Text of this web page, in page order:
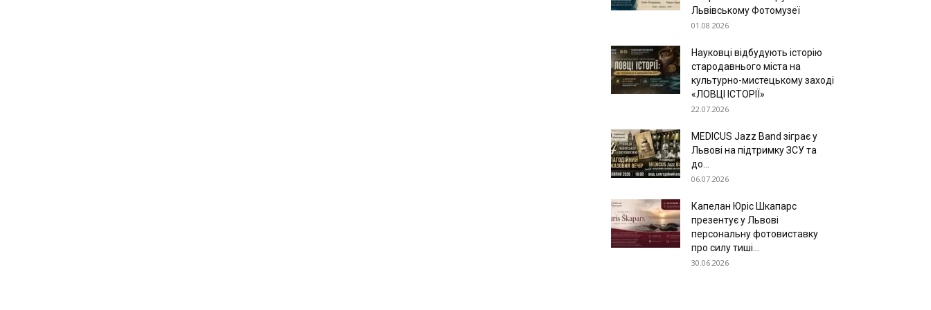
Львівському Фотомузеї
01.08.2026
Науковці відбудують історію
стародавнього міста на
культурно-мистецькому заході
«ЛОВЦІ ІСТОРІЇ»
22.07.2026
MEDICUS Jazz Band зіграє у
Львові на підтримку ЗСУ та
до...
06.07.2026
Капелан Юріс Шкапарс
презентує у Львові
персональну фотовиставку
про силу тиші...
30.06.2026